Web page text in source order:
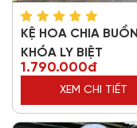
KỆ HOA CHIA BUỒN
KHÓA LY BIỆT
1.790.000đ
XEM CHI TIẾT